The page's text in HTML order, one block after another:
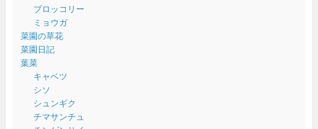
ブロッコリー
ミョウガ
菜園の草花
菜園日記
葉菜
キャベツ
シソ
シュンギク
チマサンチュ